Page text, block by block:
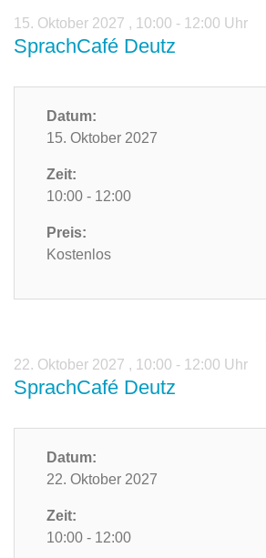
15. Oktober 2027 , 10:00 - 12:00 Uhr
SprachCafé Deutz
Datum:
15. Oktober 2027
Zeit:
10:00 - 12:00
Preis:
Kostenlos
22. Oktober 2027 , 10:00 - 12:00 Uhr
SprachCafé Deutz
Datum:
22. Oktober 2027
Zeit:
10:00 - 12:00